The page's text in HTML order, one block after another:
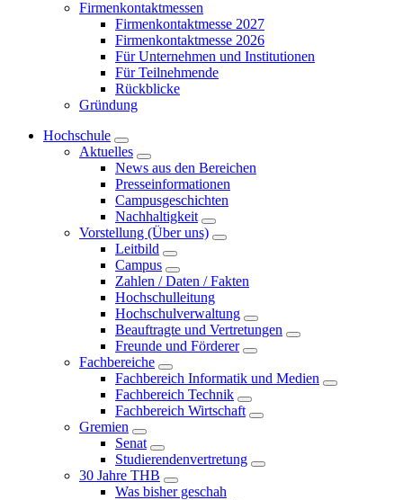
Firmenkontaktmessen
Firmenkontaktmesse 2027
Firmenkontaktmesse 2026
Für Unternehmen und Institutionen
Für Teilnehmende
Rückblicke
Gründung
Hochschule
Aktuelles
News aus den Bereichen
Presseinformationen
Campusgeschichten
Nachhaltigkeit
Vorstellung (Über uns)
Leitbild
Campus
Zahlen / Daten / Fakten
Hochschulleitung
Hochschulverwaltung
Beauftragte und Vertretungen
Freunde und Förderer
Fachbereiche
Fachbereich Informatik und Medien
Fachbereich Technik
Fachbereich Wirtschaft
Gremien
Senat
Studierendenvertretung
30 Jahre THB
Was bisher geschah